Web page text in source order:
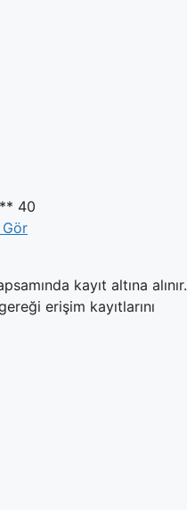
40
kayıt altına alınır.
erişim kayıtlarını